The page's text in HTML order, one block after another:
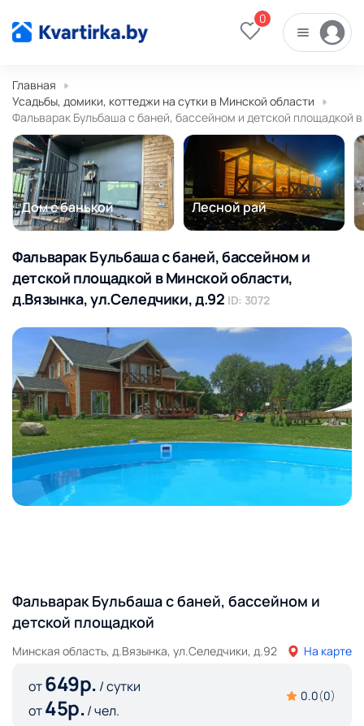
0
Главная
Усадьбы, домики, коттеджи на сутки в Минской области
Фальварак Бульбаша с баней, бассейном и детской площадкой
Дом с банькой Лесной рай
Фальварак Бульбаша с баней, бассейном и
детской площадкой в Минской области,
д.Вязынка, ул.Селедчики, д.92 ID: 3072
Фальварак Бульбаша с баней, бассейном и
детской площадкой
Минская область, д.Вязынка, ул.Селедчики, д.92 На карте
от649р. / сутки
от45р./ чел.
0.0(0)